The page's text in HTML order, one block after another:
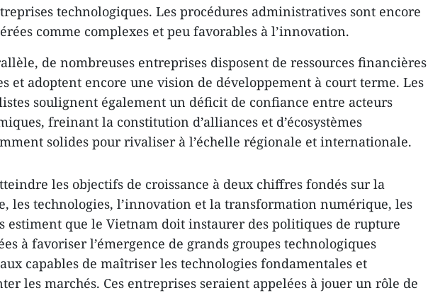
technologiques. Les procédures administratives sont encore
comme complexes et peu favorables à l’innovation.
de nombreuses entreprises disposent de ressources financières
et adoptent encore une vision de développement à court terme. Les
soulignent également un déficit de confiance entre acteurs
freinant la constitution d’alliances et d’écosystèmes
solides pour rivaliser à l’échelle régionale et internationale.
les objectifs de croissance à deux chiffres fondés sur la
les technologies, l’innovation et la transformation numérique, les
estiment que le Vietnam doit instaurer des politiques de rupture
à favoriser l’émergence de grands groupes technologiques
capables de maîtriser les technologies fondamentales et
les marchés. Ces entreprises seraient appelées à jouer un rôle de